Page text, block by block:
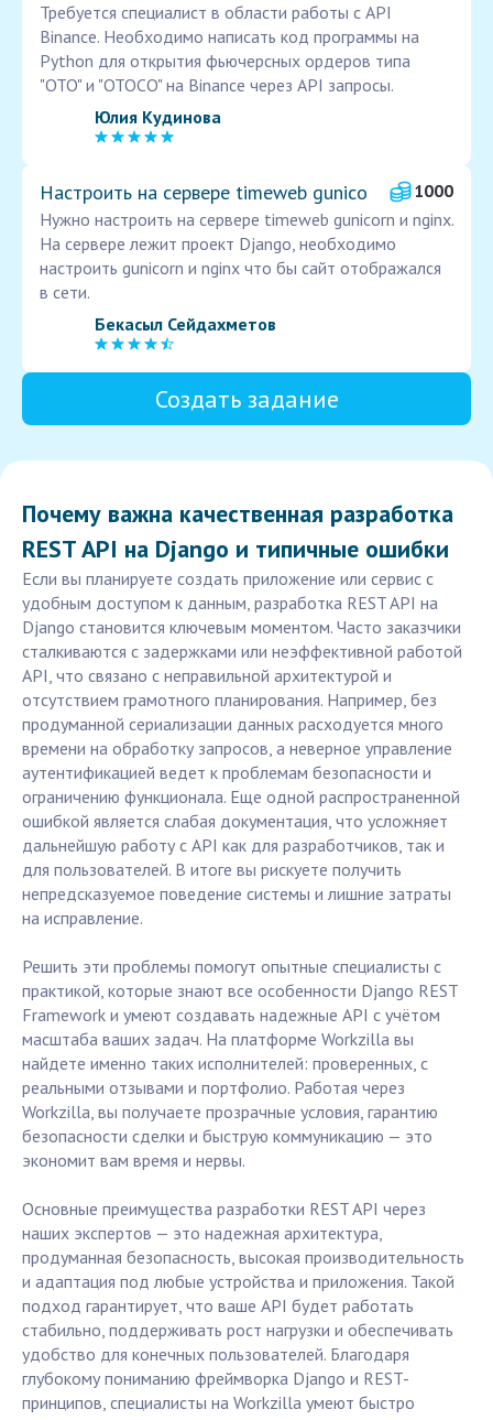
Требуется специалист в области работы с API
Binance. Необходимо написать код программы на
Python для открытия фьючерсных ордеров типа
"OTO" и "OTOCO" на Binance через API запросы.
Юлия Кудинова
Настроить на сервере timeweb gunico
1000
Нужно настроить на сервере timeweb gunicorn и nginx.
На сервере лежит проект Django, необходимо
настроить gunicorn и nginx что бы сайт отображался
в сети.
Бекасыл Сейдахметов
Создать задание
Почему важна качественная разработка
REST API на Django и типичные ошибки
Если вы планируете создать приложение или сервис с
удобным доступом к данным, разработка REST API на
Django становится ключевым моментом. Часто заказчики
сталкиваются с задержками или неэффективной работой
API, что связано с неправильной архитектурой и
отсутствием грамотного планирования. Например, без
продуманной сериализации данных расходуется много
времени на обработку запросов, а неверное управление
аутентификацией ведет к проблемам безопасности и
ограничению функционала. Еще одной распространенной
ошибкой является слабая документация, что усложняет
дальнейшую работу с API как для разработчиков, так и
для пользователей. В итоге вы рискуете получить
непредсказуемое поведение системы и лишние затраты
на исправление.
Решить эти проблемы помогут опытные специалисты с
практикой, которые знают все особенности Django REST
Framework и умеют создавать надежные API с учётом
масштаба ваших задач. На платформе Workzilla вы
найдете именно таких исполнителей: проверенных, с
реальными отзывами и портфолио. Работая через
Workzilla, вы получаете прозрачные условия, гарантию
безопасности сделки и быструю коммуникацию — это
экономит вам время и нервы.
Основные преимущества разработки REST API через
наших экспертов — это надежная архитектура,
продуманная безопасность, высокая производительность
и адаптация под любые устройства и приложения. Такой
подход гарантирует, что ваше API будет работать
стабильно, поддерживать рост нагрузки и обеспечивать
удобство для конечных пользователей. Благодаря
глубокому пониманию фреймворка Django и REST-
принципов, специалисты на Workzilla умеют быстро